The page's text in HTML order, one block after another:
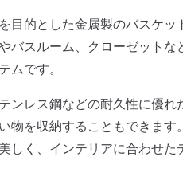
目的とした金属製のバスケッ
バスルーム、クローゼットな
です。
ンレス鋼などの耐久性に優れ
物を収納することもできます
しく、インテリアに合わせた